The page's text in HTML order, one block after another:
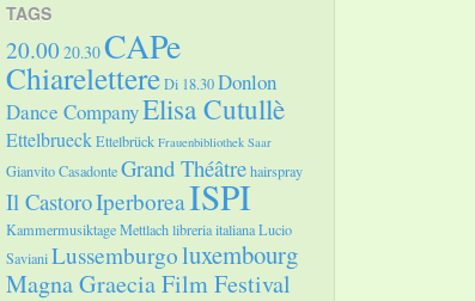
TAGS
20.00 20.30CAPe
ChiarelettereDi 18.30Donlon
Dance CompanyElisa Cutullè
EttelbrueckEttelbrück Frauenbibliothek Saar
Gianvito CasadonteGrand Théâtrehairspray
Il CastoroIperboreaISPI
Kammermusiktage Mettlachlibreria italianaLucio
SavianiLussemburgoluxembourg
Magna Graecia Film Festival